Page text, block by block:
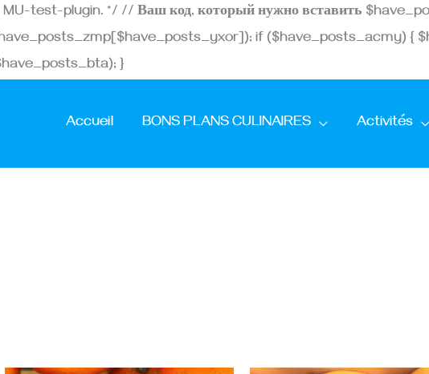
test-plugin. */ // Ваш код, который нужно вставить
if ($have_posts_acmy) {
}
Aller
au
Accueil BONS PLANS CULINAIRES Activités